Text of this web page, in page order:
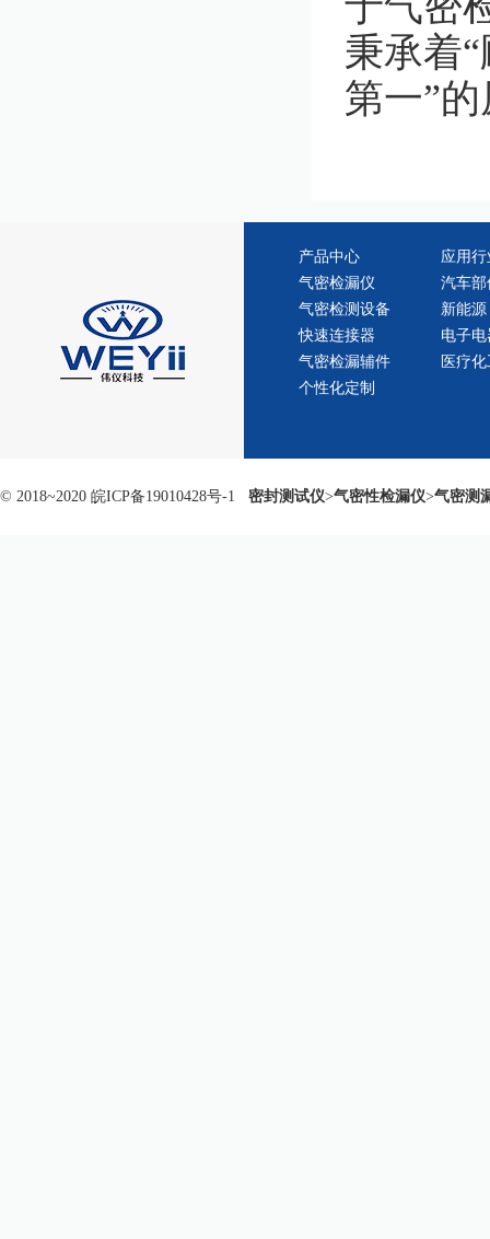
秉承着
第一”
产品中心
气密检漏仪
气密检测设备
快速连接器
气密检漏辅件
个性化定制
应用行
汽车部
新能源
电子电
医疗
© 2018~2020 皖ICP备19010428号-1 密封测试仪>气密性检漏仪>气密测